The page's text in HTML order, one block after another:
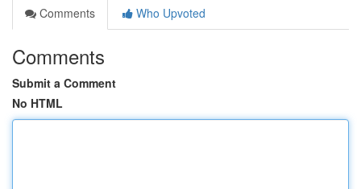
Comments
Who Upvoted
Comments
Submit a Comment
No HTML